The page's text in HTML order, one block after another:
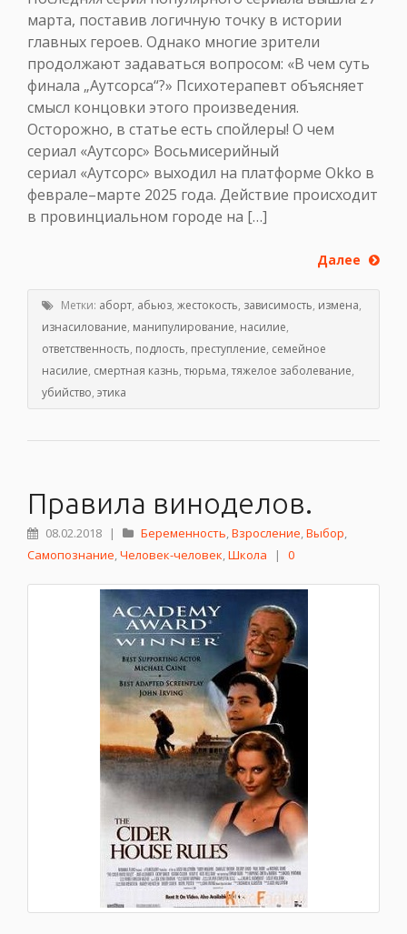
марта, поставив логичную точку в истории
главных героев. Однако многие зрители
продолжают задаваться вопросом: «В чем суть
финала „Аутсорса“?» Психотерапевт объясняет
смысл концовки этого произведения.
Осторожно, в статье есть спойлеры! О чем
сериал «Аутсорс» Восьмисерийный
сериал «Аутсорс» выходил на платформе Okko в
феврале–марте 2025 года. Действие происходит
в провинциальном городе на […]
Далее
Метки: аборт, абьюз, жестокость, зависимость, измена,
изнасилование, манипулирование, насилие,
ответственность, подлость, преступление, семейное
насилие, смертная казнь,тюрьма,тяжелое заболевание,
убийство, этика
Правила виноделов.
08.02.2018 | Беременность,Взросление,Выбор,
Самопознание,Человек-человек,Школа | 0